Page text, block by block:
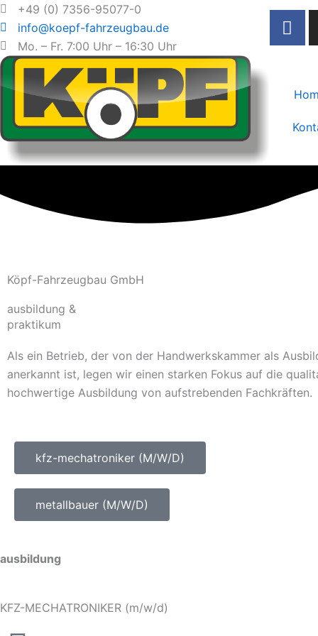
Zum
Inhalt
springen
+49 (0) 7356-95077-0
info@koepf-fahrzeugbau.de
Mo. – Fr. 7:00 Uhr – 16:30 Uhr
F
a
b
o
-
Köpf-Fahrzeugbau GmbH
ausbildung &
praktikum
Als ein Betrieb, der von der Handwerkskammer als
anerkannt ist, legen wir einen starken Fokus auf die
hochwertige Ausbildung von aufstrebenden Fachkräften.
kfz-mechatroniker (M/W/D)
metallbauer (M/W/D)
ausbildung
KFZ-MECHATRONIKER (m/w/d)